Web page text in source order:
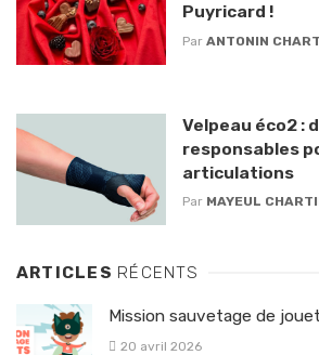
Puyricard !
Par ANTONIN
Velpeau éco2 :
responsables
articulations
Par MAYEUL
ARTICLES RÉCENTS
Mission sauvetage de
20 avril 2026